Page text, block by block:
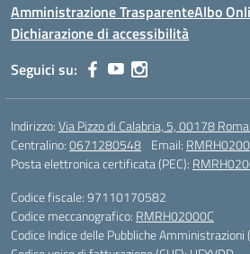
Amministrazione TrasparenteAlbo
Dichiarazione di accessibilità
Seguici su:
Indirizzo:Via Pizzo di Calabria, 5, 00178
Centralino:0671280548 Email:
Posta elettronica certificata (PEC):
Codice fiscale: 97110170582
Codice meccanografico: RMRH02000C
Codice Indice delle Pubbliche